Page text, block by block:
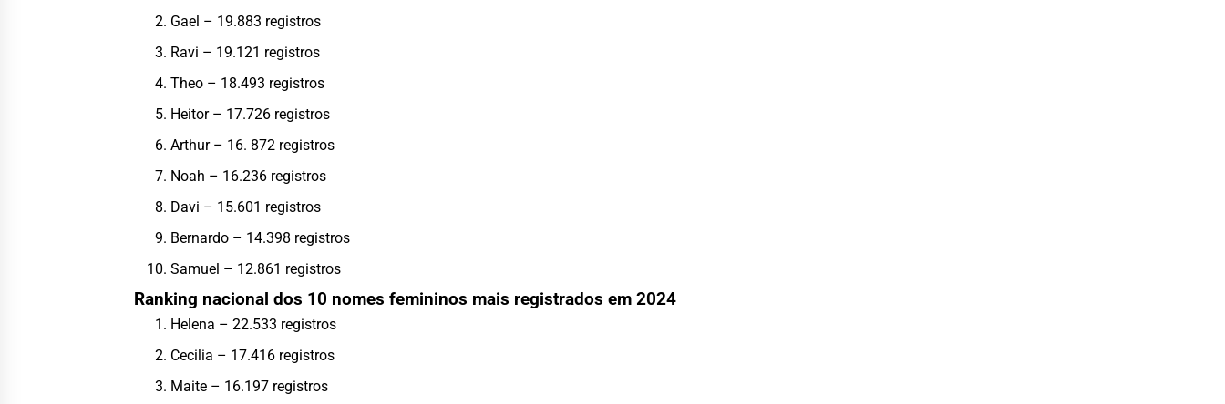
Gael – 19.883 registros
Ravi – 19.121 registros
Theo – 18.493 registros
Heitor – 17.726 registros
Arthur – 16. 872 registros
Noah – 16.236 registros
Davi – 15.601 registros
Bernardo – 14.398 registros
Samuel – 12.861 registros
Ranking nacional dos 10 nomes femininos mais registrados em 2024
Helena – 22.533 registros
Cecilia – 17.416 registros
Maite – 16.197 registros